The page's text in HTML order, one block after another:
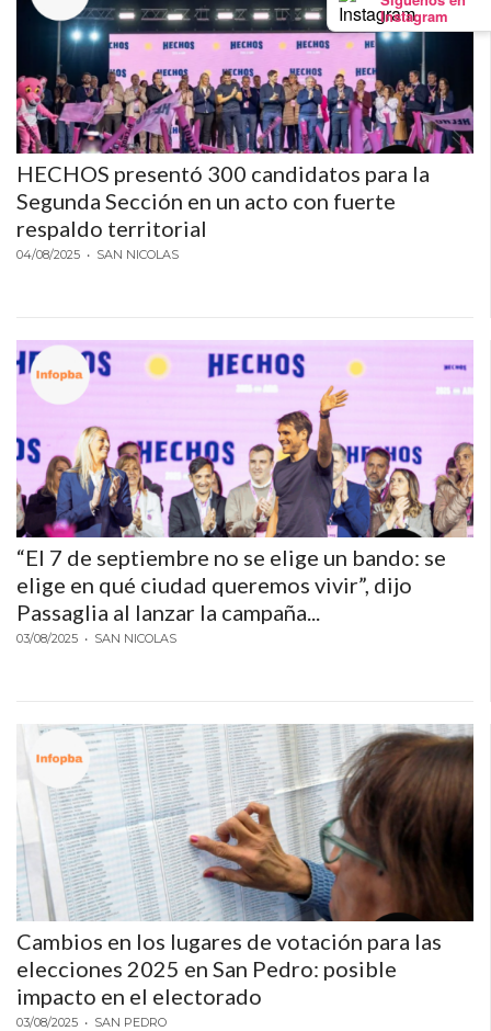
Instagram
ONLINE
CON
WHATSAPP?
COMPARATIVA
DE
LAS
PRINCIPALES
OPCIONES
CHANGUITO
PRESENTA
A
FUDO
MAXIREST
PARA
GESTIONAR
RESTAURANTES
Y
BARES
CATÁLOGO
ONLINE
REELS:
LA
NUEVA
HERRAMIENTA
DE
CHANGUITO
PARA
AUMENTAR
LAS
VENTAS
NOT.PLUS
HECHOS presentó 300 candidatos para la
Segunda Sección en un acto con fuerte
respaldo territorial
04/08/2025 • SAN NICOLAS
“El 7 de septiembre no se elige un bando: se
elige en qué ciudad queremos vivir”, dijo
Passaglia al lanzar la campaña...
03/08/2025 • SAN NICOLAS
Cambios en los lugares de votación para las
elecciones 2025 en San Pedro: posible
impacto en el electorado
03/08/2025 • SAN PEDRO